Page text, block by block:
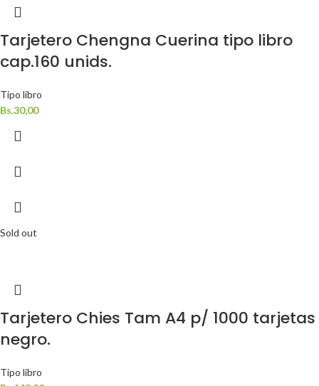
Tarjetero Chengna Cuerina tipo libro
cap.160 unids.
Tipo libro
Bs.30,00
Sold out
Tarjetero Chies Tam A4 p/ 1000 tarjetas
negro.
Tipo libro